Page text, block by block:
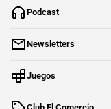
Podcast
Newsletters
Juegos